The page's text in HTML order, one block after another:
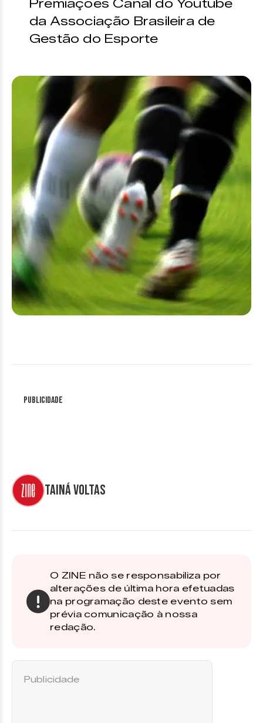
Premiações Canal do Youtube
da Associação Brasileira de
Gestão do Esporte
Publicidade
Tainá Voltas
O ZINE não se responsabiliza por
alterações de última hora efetuadas
na programação deste evento sem
prévia comunicação à nossa
redação.
Publicidade